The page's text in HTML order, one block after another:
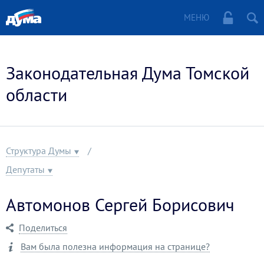
МЕНЮ
Законодательная Дума Томской
области
Структура Думы
Депутаты
Автомонов Сергей Борисович
Поделиться
Вам была полезна информация на странице?